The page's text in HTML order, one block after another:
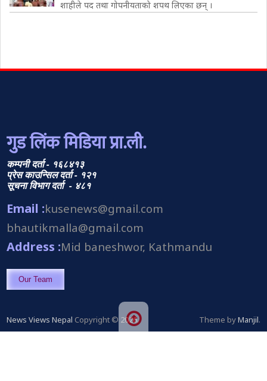
शाहीले पद तथा गोपनीयताको शपथ लिएका छन् ।
गुड लिंक मिडिया प्रा.ली.
कम्पनी दर्ता - १६८४१३
प्रेस काउन्सिल दर्ता - १२१
सूचना विभाग दर्ता - ४८१
Email :kusenews@gmail.com
bhautikmalla@gmail.com
Address :Mid baneshwor, Kathmandu
Our Team
News Views Nepal Copyright © 2026. Theme byManjil.